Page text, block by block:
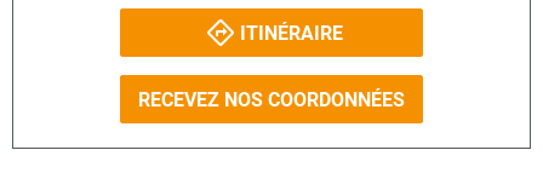
ITINÉRAIRE
RECEVEZ NOS COORDONNÉES